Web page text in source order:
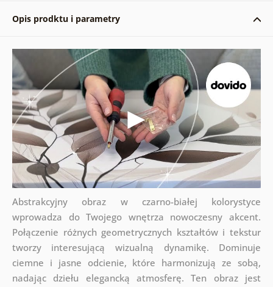
Opis prodktu i parametry
Abstrakcyjny obraz w czarno-białej kolorystyce
wprowadza do Twojego wnętrza nowoczesny akcent.
Połączenie różnych geometrycznych kształtów i tekstur
tworzy interesującą wizualną dynamikę. Dominuje
ciemne i jasne odcienie, które harmonizują ze sobą,
nadając dziełu elegancką atmosferę. Ten obraz jest